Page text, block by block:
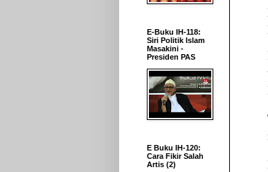
E-Buku IH-118:
Siri Politik Islam
Masakini -
Presiden PAS
E Buku IH-120:
Cara Fikir Salah
Artis (2)